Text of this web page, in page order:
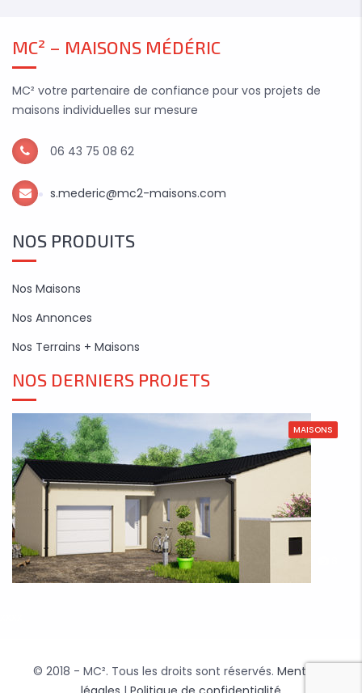
MC² – MAISONS MÉDÉRIC
MC² votre partenaire de confiance pour vos projets de
maisons individuelles sur mesure
06 43 75 08 62
s.mederic@mc2-maisons.com
NOS PRODUITS
Nos Maisons
Nos Annonces
Nos Terrains + Maisons
NOS DERNIERS PROJETS
MAISONS
© 2018 - MC². Tous les droits sont réservés. Mentions